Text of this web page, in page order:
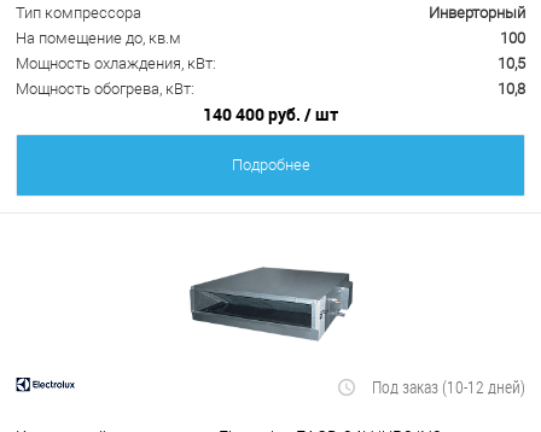
Тип компрессора
Инверторный
На помещение до, кв.м
100
Мощность охлаждения, кВт:
10,5
Мощность обогрева, кВт:
10,8
140 400 руб. / шт
Подробнее
Под заказ (10-12 дней)